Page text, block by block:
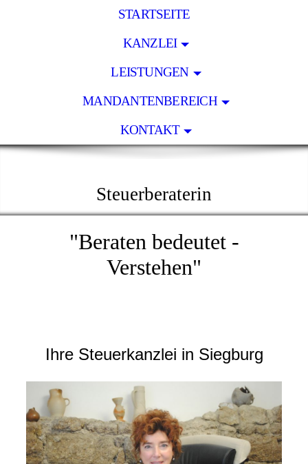
STARTSEITE
KANZLEI
LEISTUNGEN
MANDANTENBEREICH
KONTAKT
Steuerberaterin
"Beraten bedeutet ­
Verstehen"
Ihre Steuerkanzlei in Siegburg